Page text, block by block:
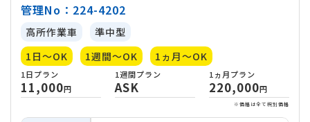
管理No：224-4202
高所作業車
準中型
1日～OK
1週間～OK 1ヵ月～OK